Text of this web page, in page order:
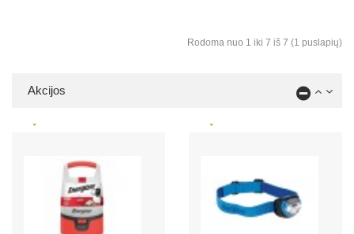
Rodoma nuo 1 iki 7 iš 7 (1 puslapių)
Akcijos